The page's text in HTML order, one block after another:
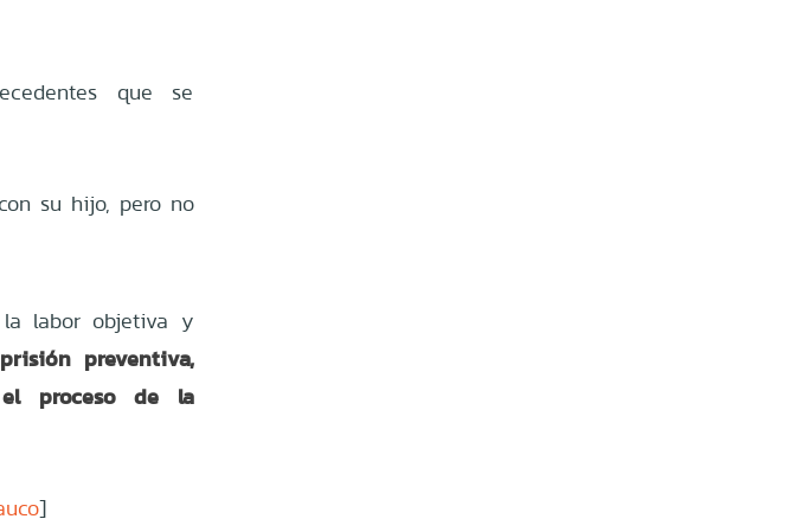
que se
su hijo, pero no
la labor objetiva y
preventiva,
proceso de la
]